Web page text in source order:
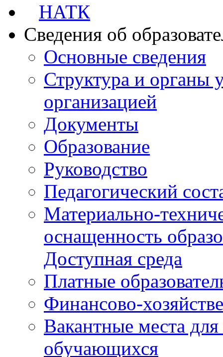
НАТК
Сведения об
Основные сведения
Структура и органы
организацией
Документы
Образование
Руководство
Педагогический
Материально-
оснащенность
Доступная среда
Платные
Финансово-
Вакантные места
обучающихся